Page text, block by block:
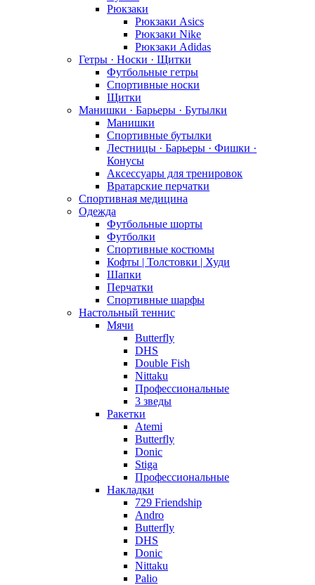
Рюкзаки
Рюкзаки Asics
Рюкзаки Nike
Рюкзаки Adidas
Гетры · Носки · Щитки
Футбольные гетры
Спортивные носки
Щитки
Манишки · Барьеры · Бутылки
Манишки
Спортивные бутылки
Лестницы · Барьеры · Фишки ·
Конусы
Аксессуары для тренировок
Вратарские перчатки
Спортивная медицина
Одежда
Футбольные шорты
Футболки
Спортивные костюмы
Кофты | Толстовки | Худи
Шапки
Перчатки
Спортивные шарфы
Настольный теннис
Мячи
Butterfly
DHS
Double Fish
Nittaku
Профессиональные
3 зведы
Ракетки
Atemi
Butterfly
Donic
Stiga
Профессиональные
Накладки
729 Friendship
Andro
Butterfly
DHS
Donic
Nittaku
Palio